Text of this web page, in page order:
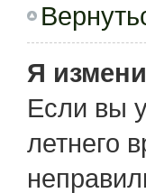
Я
Если вы
летнего